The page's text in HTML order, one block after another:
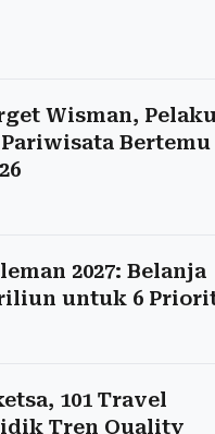
Wisman,
Bertemu
2027: Belanja
untuk 6
101 Travel
Tren Quality